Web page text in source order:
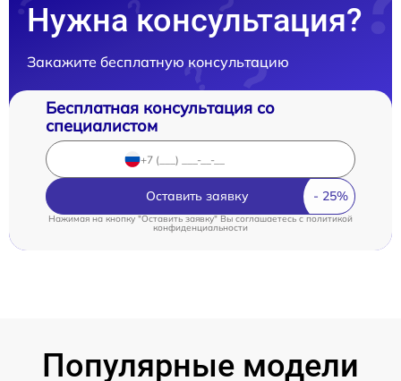
Нужна консультация?
Закажите бесплатную консультацию
Бесплатная консультация со
специалистом
Оставить заявку
Нажимая на кнопку "Оставить заявку" Вы соглашаетесь cполитикой
конфиденциальности
Популярные модели